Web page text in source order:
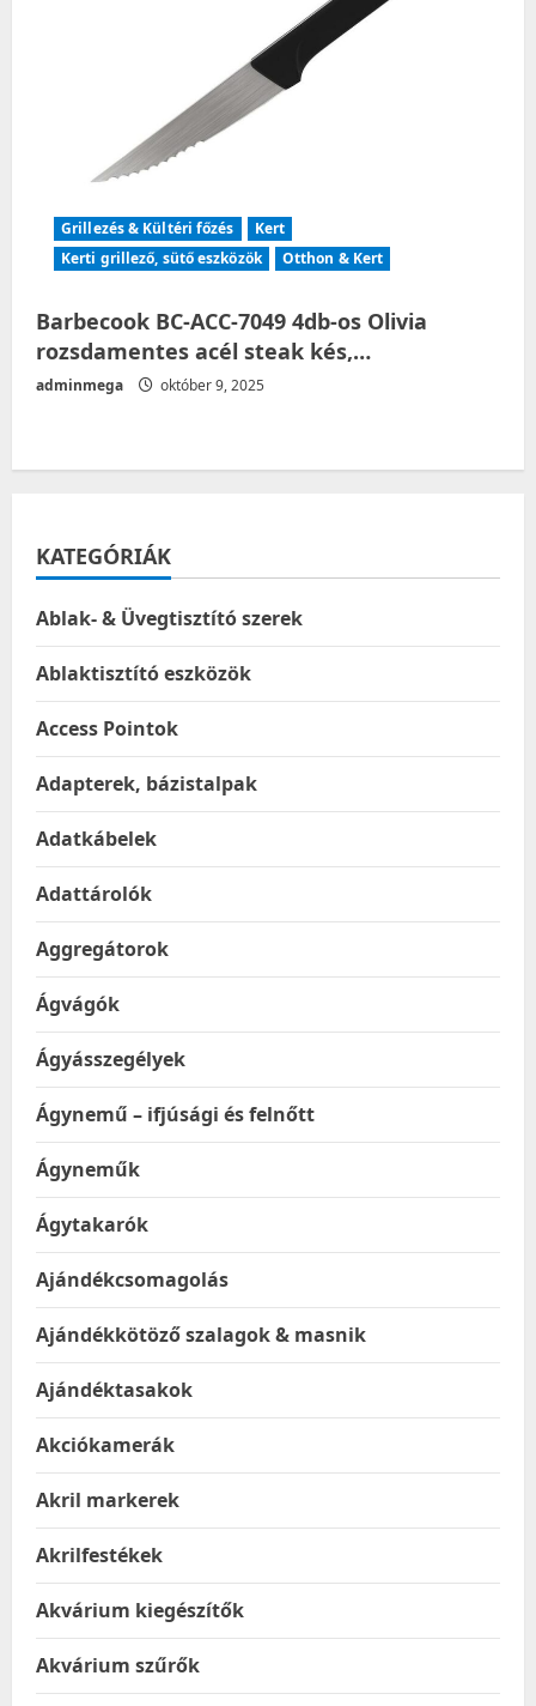
Grillezés & Kültéri főzés
Kert
Kerti grillező, sütő eszközök
Otthon & Kert
Barbecook BC-ACC-7049 4db-os Olivia
rozsdamentes acél steak kés,…
adminmega október 9, 2025
KATEGÓRIÁK
Ablak- & Üvegtisztító szerek
Ablaktisztító eszközök
Access Pointok
Adapterek, bázistalpak
Adatkábelek
Adattárolók
Aggregátorok
Ágvágók
Ágyásszegélyek
Ágynemű – ifjúsági és felnőtt
Ágyneműk
Ágytakarók
Ajándékcsomagolás
Ajándékkötöző szalagok & masnik
Ajándéktasakok
Akciókamerák
Akril markerek
Akrilfestékek
Akvárium kiegészítők
Akvárium szűrők